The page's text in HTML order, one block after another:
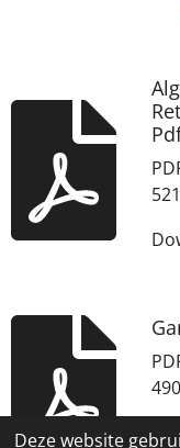
Deze website